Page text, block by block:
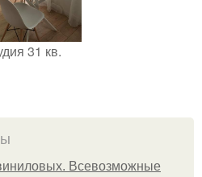
31 кв.
Всевозможные